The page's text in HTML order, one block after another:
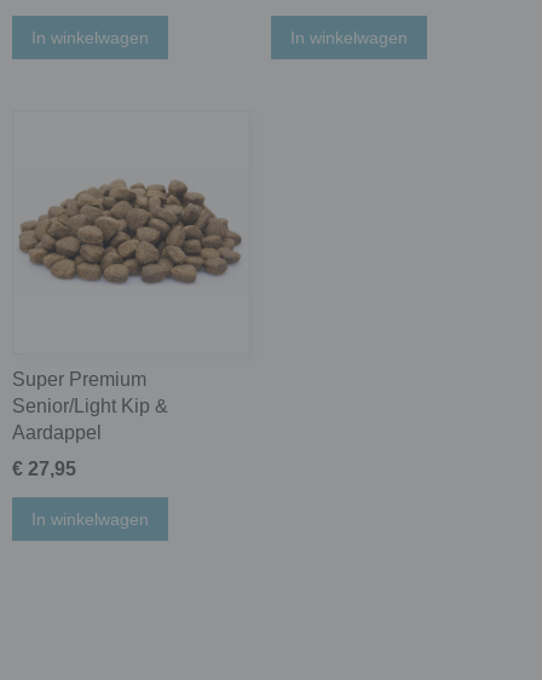
In winkelwagen In winkelwagen
Super Premium
Senior/Light Kip &
Aardappel
€ 27,95
In winkelwagen